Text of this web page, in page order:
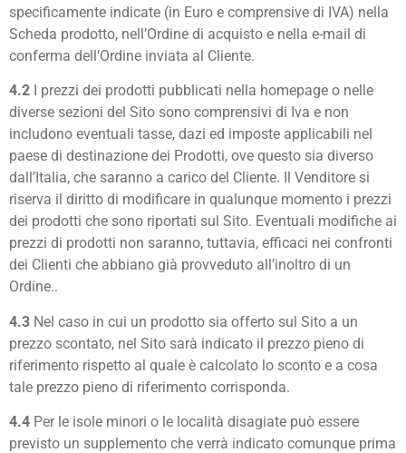
specificamente indicate (in Euro e comprensive di IVA) nella
Scheda prodotto, nell’Ordine di acquisto e nella e-mail di
conferma dell’Ordine inviata al Cliente.
4.2 I prezzi dei prodotti pubblicati nella homepage o nelle
diverse sezioni del Sito sono comprensivi di Iva e non
includono eventuali tasse, dazi ed imposte applicabili nel
paese di destinazione dei Prodotti, ove questo sia diverso
dall’Italia, che saranno a carico del Cliente. Il Venditore si
riserva il diritto di modificare in qualunque momento i prezzi
dei prodotti che sono riportati sul Sito. Eventuali modifiche ai
prezzi di prodotti non saranno, tuttavia, efficaci nei confronti
dei Clienti che abbiano già provveduto all’inoltro di un
Ordine..
4.3 Nel caso in cui un prodotto sia offerto sul Sito a un
prezzo scontato, nel Sito sarà indicato il prezzo pieno di
riferimento rispetto al quale è calcolato lo sconto e a cosa
tale prezzo pieno di riferimento corrisponda.
4.4 Per le isole minori o le località disagiate può essere
previsto un supplemento che verrà indicato comunque prima